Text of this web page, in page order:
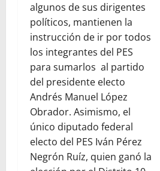
algunos de sus dirigentes
políticos, mantienen la
instrucción de ir por todos
los integrantes del PES
para sumarlos al partido
del presidente electo
Andrés Manuel López
Obrador. Asimismo, el
único diputado federal
electo del PES Iván Pérez
Negrón Ruíz, quien ganó la